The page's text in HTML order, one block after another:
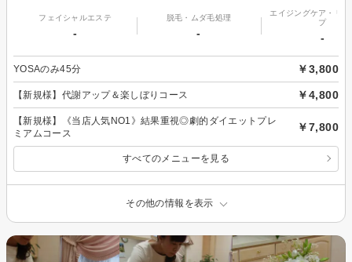
フェイシャルエステ
-
脱毛・ムダ毛処理
-
エイジングケア・リ
プ
-
YOSAのみ45分 ￥3,800
【新規様】代謝アップ＆楽しぼりコース ￥4,800
【新規様】《当店人気NO1》結果重視◎劇的ダイエットプレ
ミアムコース
￥7,800
すべてのメニューを見る
その他の情報を表示